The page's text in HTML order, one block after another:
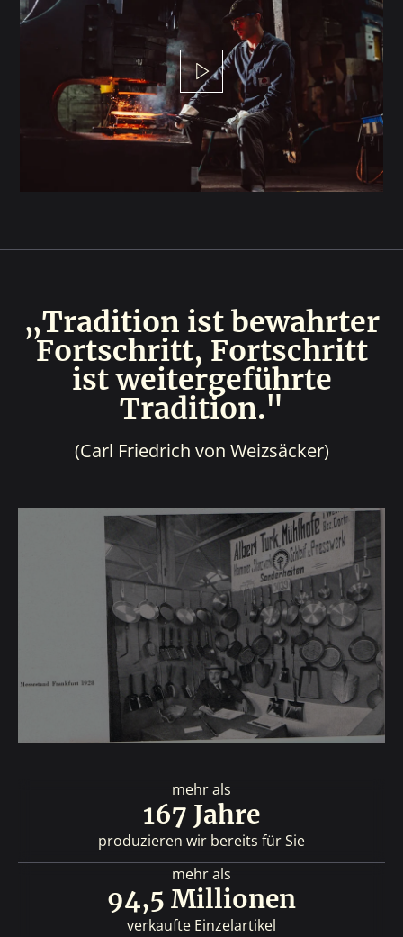
„Tradition ist bewahrter
Fortschritt, Fortschritt
ist weitergeführte
Tradition."
(Carl Friedrich von Weizsäcker)
mehr als
167 Jahre
produzieren wir bereits für Sie
mehr als
94,5 Millionen
verkaufte Einzelartikel